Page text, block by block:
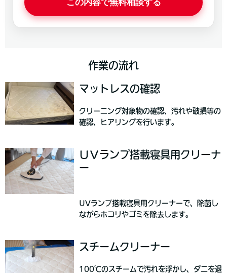
この内容で無料相談する
作業の流れ
マットレスの確認
クリーニング対象物の確認、汚れや破損等の
確認、ヒアリングを行います。
ＵＶランプ搭載寝具用クリーナ
ー
UVランプ搭載寝具用クリーナーで、除菌し
ながらホコリやゴミを除去します。
スチームクリーナー
100℃のスチームで汚れを浮かし、ダニを退